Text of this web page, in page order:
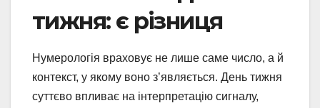
тижня: є різниця
Нумерологія враховує не лише саме число, а й
контекст, у якому воно з’являється. День тижня
суттєво впливає на інтерпретацію сигналу,